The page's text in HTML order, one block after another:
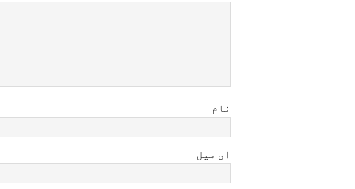
نام
ای میل